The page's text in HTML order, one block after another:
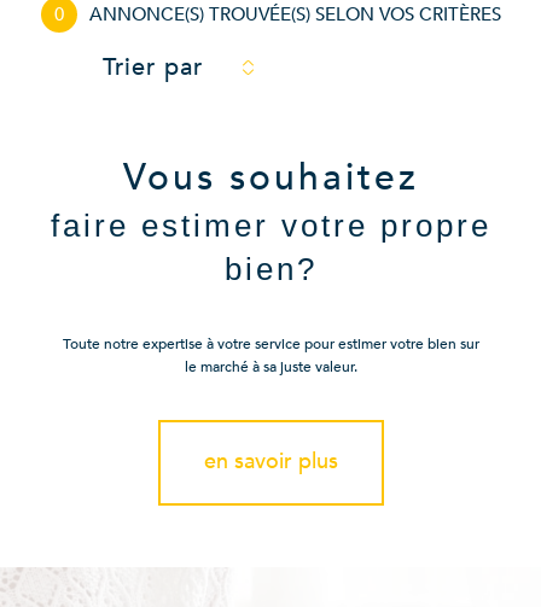
0 ANNONCE(S) TROUVÉE(S) SELON VOS CRITÈRES
Trier par
Vous souhaitez
faire estimer votre propre
bien?
Toute notre expertise à votre service pour estimer votre bien sur
le marché à sa juste valeur.
en savoir plus